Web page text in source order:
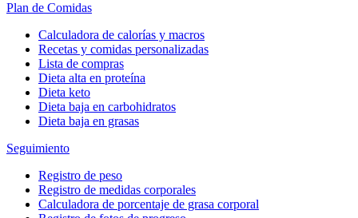
Plan de Comidas
Calculadora de calorías y macros
Recetas y comidas personalizadas
Lista de compras
Dieta alta en proteína
Dieta keto
Dieta baja en carbohidratos
Dieta baja en grasas
Seguimiento
Registro de peso
Registro de medidas corporales
Calculadora de porcentaje de grasa corporal